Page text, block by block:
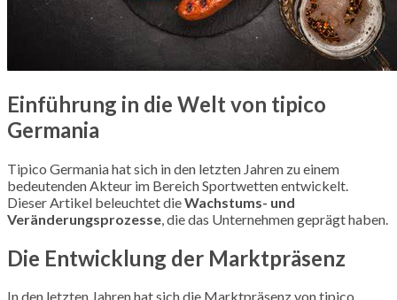
Einführung in die Welt von tipico
Germania
Tipico Germania hat sich in den letzten Jahren zu einem
bedeutenden Akteur im Bereich Sportwetten entwickelt.
Dieser Artikel beleuchtet dieWachstums- und
Veränderungsprozesse , die das Unternehmen geprägt haben.
Die Entwicklung der Marktpräsenz
In den letzten Jahren hat sich die Marktpräsenz von tipico